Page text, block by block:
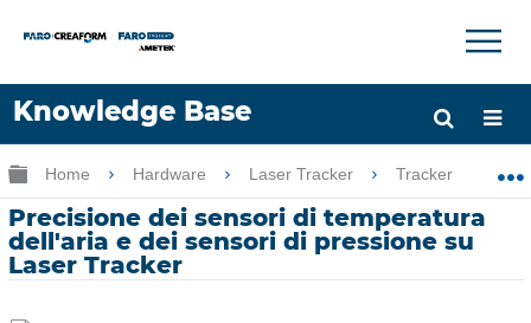
Knowledge Base
Lingua
Chiedere aiuto Accesso
×
Ingrandisci/riduci gerarchia globale
Home Hardware Laser Tracker Tracker
Precisione dei sensori di temperatura
dell'aria e dei sensori di pressione su
Laser Tracker